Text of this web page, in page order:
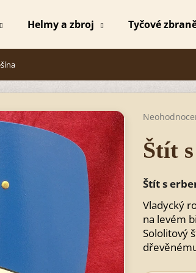
Helmy a zbroj Tyčové
Průměrné
produktu
je
5
Štít
Štít s
Vladycký
na levém
Sololitový
Doporučujeme
MICHAEL BEZBARVÝ